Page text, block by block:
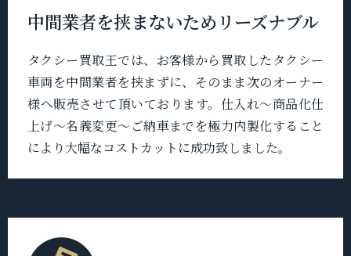
中間業者を挟まないためリーズナブル
タクシー買取王では、お客様から買取したタクシー
車両を中間業者を挟まずに、そのまま次のオーナー
様へ販売させて頂いております。仕入れ〜商品化仕
上げ〜名義変更〜ご納車までを極力内製化すること
により大幅なコストカットに成功致しました。